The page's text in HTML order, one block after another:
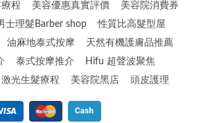
程
美容優惠真實評價
美容院消費券
士理髮Barber shop
性質比高髮型屋
油麻地泰式按摩
天然有機護膚品推薦
泰式按摩推介
Hifu 超聲波聚焦
激光生髮療程 美容院黑店 頭皮護理